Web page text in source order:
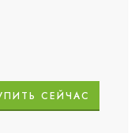
СЕЙЧАС